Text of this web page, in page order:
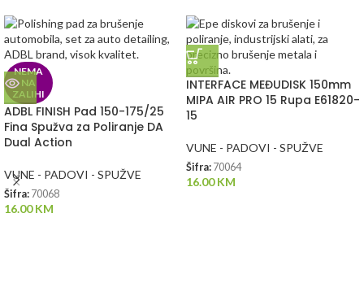
NEMA
NA
ZALIHI
ADBL FINISH Pad 150-175/25
Fina Spužva za Poliranje DA
Dual Action
VUNE - PADOVI - SPUŽVE
Šifra: 70068
16.00KM
INTERFACE MEĐUDISK 150mm
MIPA AIR PRO 15 Rupa E61820-
15
VUNE - PADOVI - SPUŽVE
Šifra: 70064
16.00KM